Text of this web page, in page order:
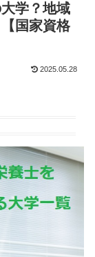
学？地域
国家資格
2025.05.28